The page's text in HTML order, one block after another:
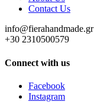
Contact Us
info@fierahandmade.gr
+30 2310500579
Connect with us
Facebook
Instagram